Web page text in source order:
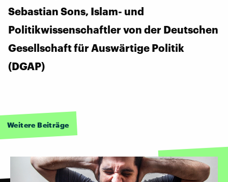
Sebastian Sons, Islam- und
Politikwissenschaftler von der Deutschen
Gesellschaft für Auswärtige Politik
(DGAP)
Weitere Beiträge